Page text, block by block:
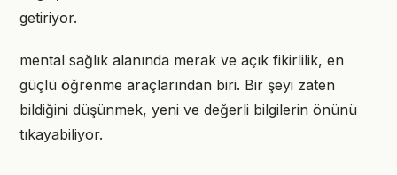
getiriyor.
mental sağlık alanında merak ve açık fikirlilik, en
güçlü öğrenme araçlarından biri. Bir şeyi zaten
bildiğini düşünmek, yeni ve değerli bilgilerin önünü
tıkayabiliyor.